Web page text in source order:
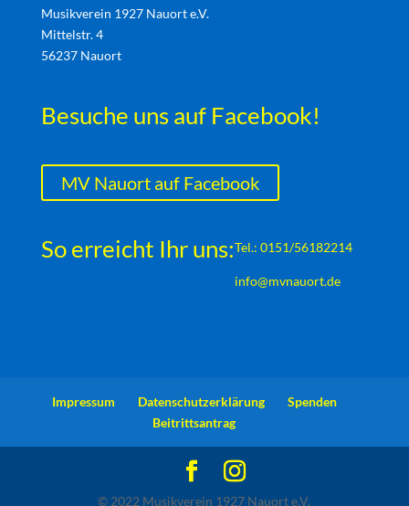
Musikverein 1927 Nauort e.V.
Mittelstr. 4
56237 Nauort
Besuche uns auf Facebook!
MV Nauort auf Facebook
So erreicht Ihr uns:Tel.: 0151/56182214
info@mvnauort.de
Impressum Datenschutzerklärung
Spenden
Beitrittsantrag
© 2022 Musikverein 1927 Nauort e.V.